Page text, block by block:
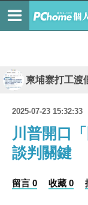
柬埔寨打工渡
2025-07-23 15:32:33
川普開口
談判關鍵
留言 0 收藏 0